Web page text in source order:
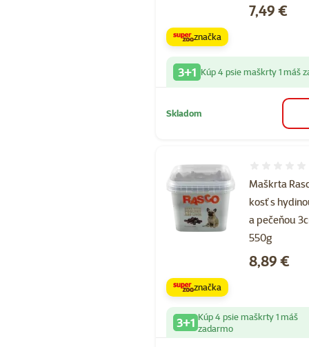
Cena
7,49 €
značka
3+1 Kúp 4 psie maškrty 1 máš
Skladom
Maškrta
kosť s
a pečeňou
550g
Cena
8,89 €
značka
3+1 Kúp 4 psie maškrty 1 máš
zadarmo